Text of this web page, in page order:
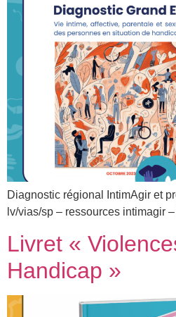
Diagnostic régional IntimAgir et
lv/vias/sp – ressources intimagir
Livret «
Handicap »